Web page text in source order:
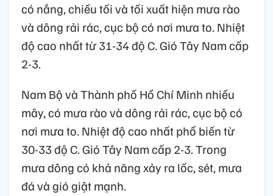
có nắng, chiều tối và tối xuất hiện mưa rào
và dông rải rác, cục bộ có nơi mưa to. Nhiệt
độ cao nhất từ 31-34 độ C. Gió Tây Nam cấp
2-3.
Nam Bộ và Thành phố Hồ Chí Minh nhiều
mây, có mưa rào và dông rải rác, cục bộ có
nơi mưa to. Nhiệt độ cao nhất phổ biến từ
30-33 độ C. Gió Tây Nam cấp 2-3. Trong
mưa dông có khả năng xảy ra lốc, sét, mưa
đá và gió giật mạnh.